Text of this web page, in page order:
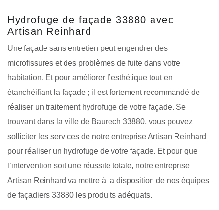
Hydrofuge de façade 33880 avec
Artisan Reinhard
Une façade sans entretien peut engendrer des
microfissures et des problèmes de fuite dans votre
habitation. Et pour améliorer l’esthétique tout en
étanchéifiant la façade ; il est fortement recommandé de
réaliser un traitement hydrofuge de votre façade. Se
trouvant dans la ville de Baurech 33880, vous pouvez
solliciter les services de notre entreprise Artisan Reinhard
pour réaliser un hydrofuge de votre façade. Et pour que
l’intervention soit une réussite totale, notre entreprise
Artisan Reinhard va mettre à la disposition de nos équipes
de façadiers 33880 les produits adéquats.